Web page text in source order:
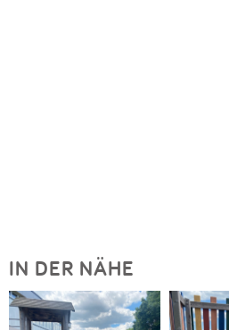
IN DER NÄHE